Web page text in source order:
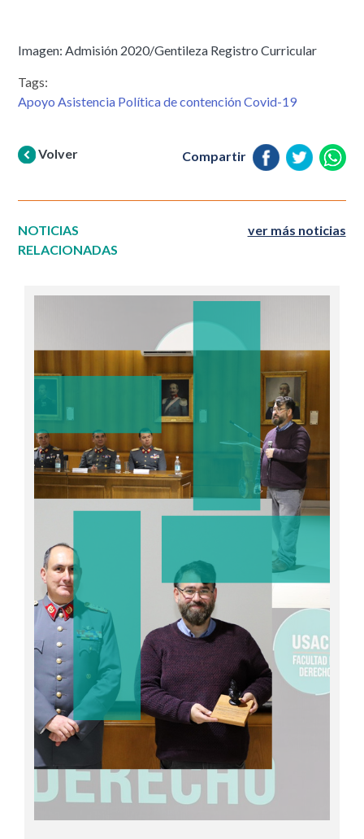
Imagen: Admisión 2020/Gentileza Registro Curricular
Tags:
Apoyo Asistencia Política de contención Covid-19
Volver Compartir
NOTICIAS
RELACIONADAS
ver más noticias